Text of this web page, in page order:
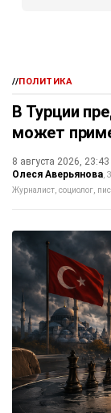
//ПОЛИТИКА
В Турции
может
8 августа 2026, 23:43
Олеся Аверьянова
Журналист, социолог,